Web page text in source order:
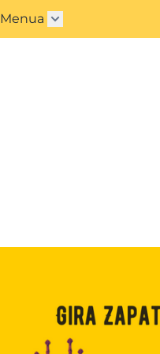
Menua Azpimenua ireki"